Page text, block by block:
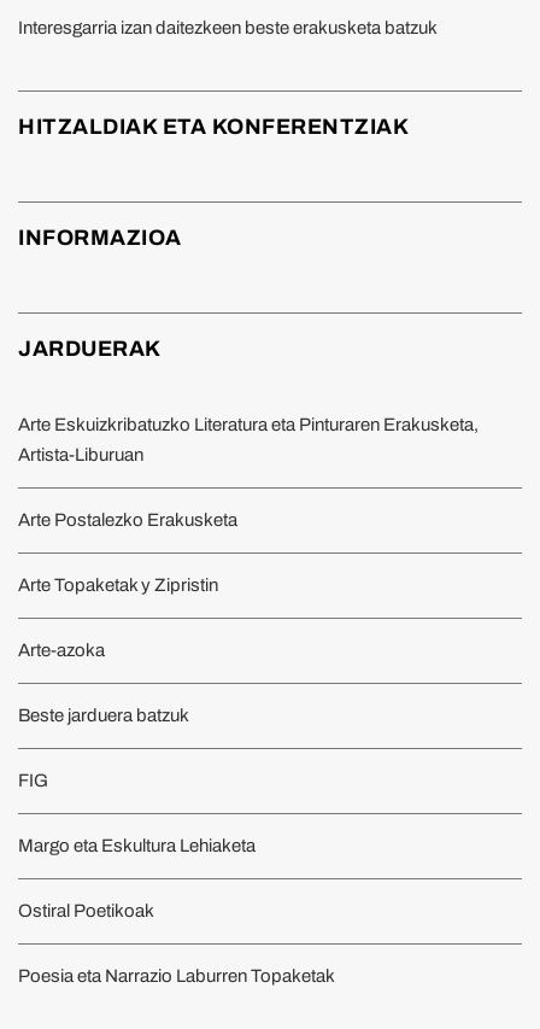
Interesgarria izan daitezkeen beste erakusketa batzuk
HITZALDIAK ETA KONFERENTZIAK
INFORMAZIOA
JARDUERAK
Arte Eskuizkribatuzko Literatura eta Pinturaren Erakusketa,
Artista-Liburuan
Arte Postalezko Erakusketa
Arte Topaketak y Zipristin
Arte-azoka
Beste jarduera batzuk
FIG
Margo eta Eskultura Lehiaketa
Ostiral Poetikoak
Poesia eta Narrazio Laburren Topaketak